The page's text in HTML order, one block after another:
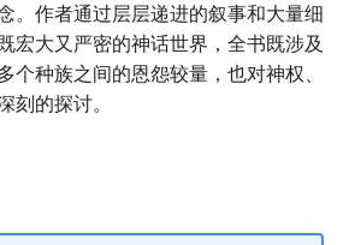
。作者通过层层递进的叙事和大量细
宏大又严密的神话世界，全书既涉及
个种族之间的恩怨较量，也对神权、
刻的探讨。